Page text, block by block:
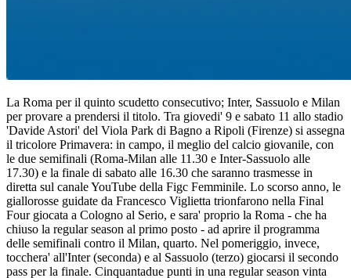
La Roma per il quinto scudetto consecutivo; Inter, Sassuolo e Milan
per provare a prendersi il titolo. Tra giovedi' 9 e sabato 11 allo stadio
'Davide Astori' del Viola Park di Bagno a Ripoli (Firenze) si assegna
il tricolore Primavera: in campo, il meglio del calcio giovanile, con
le due semifinali (Roma-Milan alle 11.30 e Inter-Sassuolo alle
17.30) e la finale di sabato alle 16.30 che saranno trasmesse in
diretta sul canale YouTube della Figc Femminile. Lo scorso anno, le
giallorosse guidate da Francesco Viglietta trionfarono nella Final
Four giocata a Cologno al Serio, e sara' proprio la Roma - che ha
chiuso la regular season al primo posto - ad aprire il programma
delle semifinali contro il Milan, quarto. Nel pomeriggio, invece,
tocchera' all'Inter (seconda) e al Sassuolo (terzo) giocarsi il secondo
pass per la finale. Cinquantadue punti in una regular season vinta